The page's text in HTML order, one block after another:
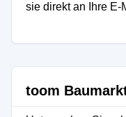
sie direkt an Ihre E-
toom